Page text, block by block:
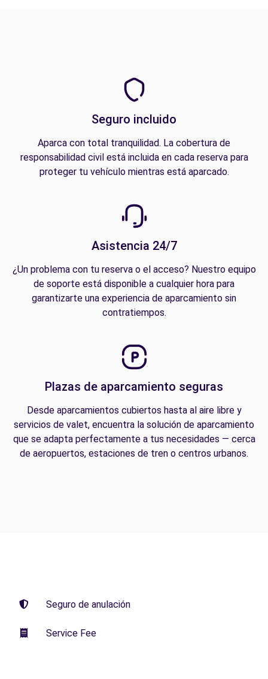
Seguro incluido
Aparca con total tranquilidad. La cobertura de
responsabilidad civil está incluida en cada reserva para
proteger tu vehículo mientras está aparcado.
Asistencia 24/7
¿Un problema con tu reserva o el acceso? Nuestro equipo
de soporte está disponible a cualquier hora para
garantizarte una experiencia de aparcamiento sin
contratiempos.
Plazas de aparcamiento seguras
Desde aparcamientos cubiertos hasta al aire libre y
servicios de valet, encuentra la solución de aparcamiento
que se adapta perfectamente a tus necesidades — cerca
de aeropuertos, estaciones de tren o centros urbanos.
Seguro de anulación
Service Fee